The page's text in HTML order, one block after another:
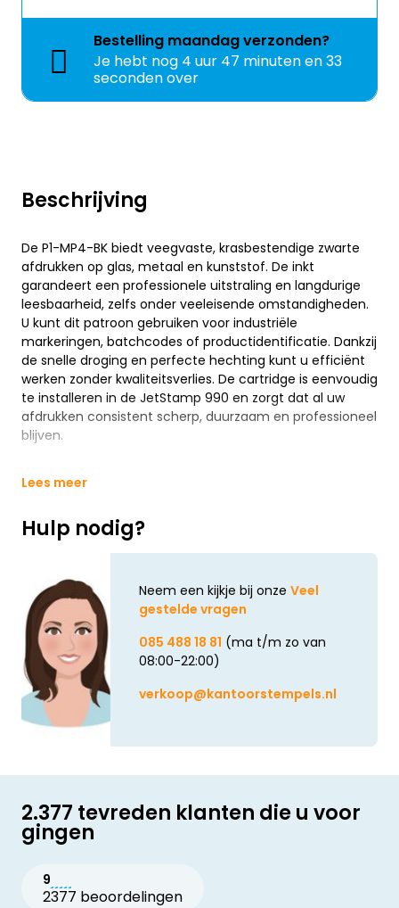
Beschrijving
De P1-MP4-BK biedt veegvaste, krasbestendige zwarte
afdrukken op glas, metaal en kunststof. De inkt
garandeert een professionele uitstraling en langdurige
leesbaarheid, zelfs onder veeleisende omstandigheden.
U kunt dit patroon gebruiken voor industriële
markeringen, batchcodes of productidentificatie. Dankzij
de snelle droging en perfecte hechting kunt u efficiënt
werken zonder kwaliteitsverlies. De cartridge is eenvoudig
te installeren in de JetStamp 990 en zorgt dat al uw
afdrukken consistent scherp, duurzaam en professioneel
blijven.
Lees meer
Hulp nodig?
Neem een kijkje bij onze Veel
gestelde vragen
085 488 18 81 (ma t/m zo van
08:00-22:00)
verkoop@kantoorstempels.nl
Bestelling maandagverzonden?
Je hebt nog 4 uur 47 minuten en 32
seconden over
2.377 tevreden klanten die u voor
gingen
9
2377 beoordelingen